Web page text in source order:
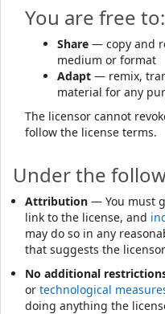
You are free to:
Share — copy and
medium or format
Adapt — remix,
material for any
The licensor cannot
follow the license terms.
Under the
Attribution — You must
link to the license, and
may do so in any
that suggests the
No additional
or technological
doing anything the